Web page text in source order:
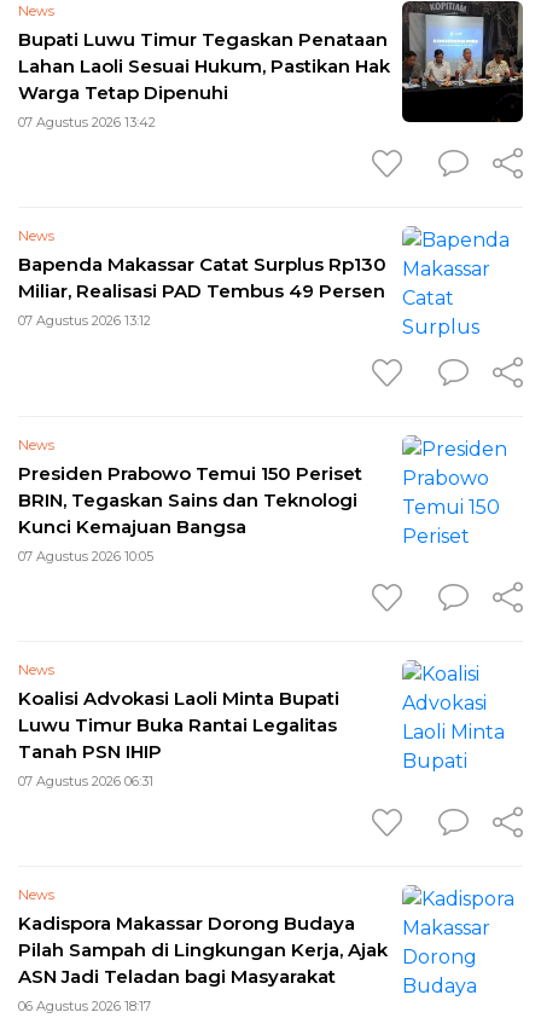
News
Bupati Luwu Timur Tegaskan Penataan
Lahan Laoli Sesuai Hukum, Pastikan Hak
Warga Tetap Dipenuhi
07 Agustus 2026 13:42
News
Bapenda Makassar Catat Surplus Rp130
Miliar, Realisasi PAD Tembus 49 Persen
07 Agustus 2026 13:12
News
Presiden Prabowo Temui 150 Periset
BRIN, Tegaskan Sains dan Teknologi
Kunci Kemajuan Bangsa
07 Agustus 2026 10:05
News
Koalisi Advokasi Laoli Minta Bupati
Luwu Timur Buka Rantai Legalitas
Tanah PSN IHIP
07 Agustus 2026 06:31
News
Kadispora Makassar Dorong Budaya
Pilah Sampah di Lingkungan Kerja, Ajak
ASN Jadi Teladan bagi Masyarakat
06 Agustus 2026 18:17